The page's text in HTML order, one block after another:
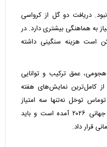
دریافت دو گل از کرواسی
به هماهنگی بیشتری دارد. در
است هزینه سنگینی داشته
عمق ترکیب و توانایی
کامل‌ترین نمایش‌های هفته
توخل نه‌تنها سه امتیاز
گرفت، بلکه ثابت کرد برای فتح جام جهانی ۲۰۲۶ آمده است و باید
قرار داد.